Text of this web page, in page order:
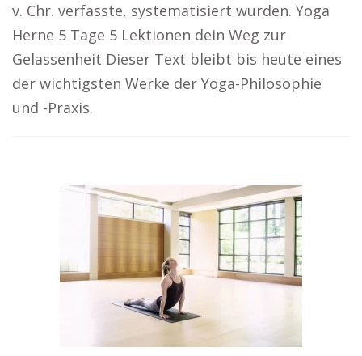
v. Chr. verfasste, systematisiert wurden. Yoga
Herne 5 Tage 5 Lektionen dein Weg zur
Gelassenheit Dieser Text bleibt bis heute eines
der wichtigsten Werke der Yoga-Philosophie
und -Praxis.